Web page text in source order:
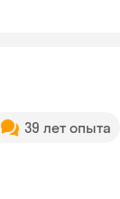
39 лет опыта